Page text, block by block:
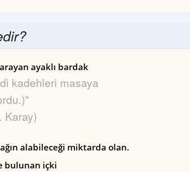
ayaklı bardak
kadehleri masaya
Karay)
alabileceği miktarda olan.
bulunan içki